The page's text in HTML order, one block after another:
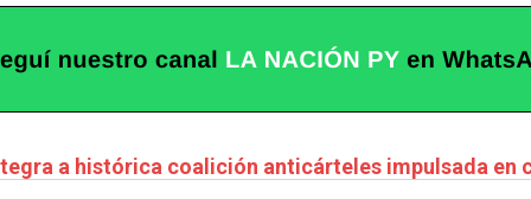
a histórica coalición anticárteles impulsada en